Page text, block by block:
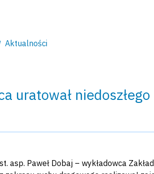
Aktualności
uratował
asp. Paweł Dobaj – wykładowca